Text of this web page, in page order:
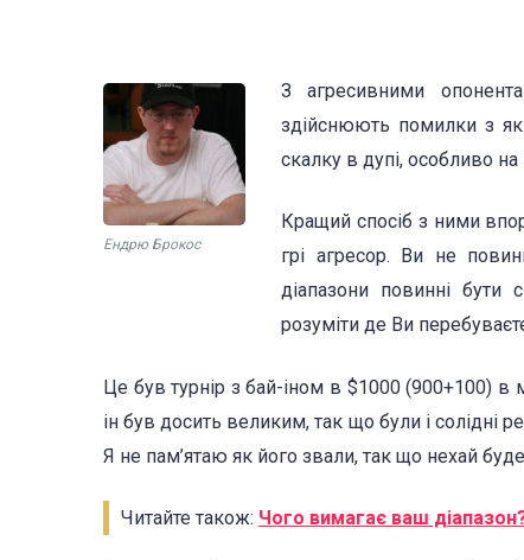
Ендрю Брокос
З агресивними
здійснюють помилки з
скалку в дупі, особливо на
Кращий спосіб з ними
грі агресор. Ви не
діапазони повинні
розуміти де Ви
Це був турнір з бай-іном в $1000 (900+100) в
ін був досить великим, так що були і солідні
Я не пам’ятаю як його звали, так що нехай
Читайте також: Чого вимагає ваш